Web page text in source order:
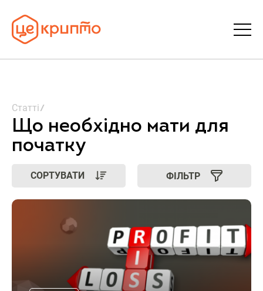
Увійти | Реєстрація
Статті
Що необхідно мати для
початку
СОРТУВАТИ ФІЛЬТР